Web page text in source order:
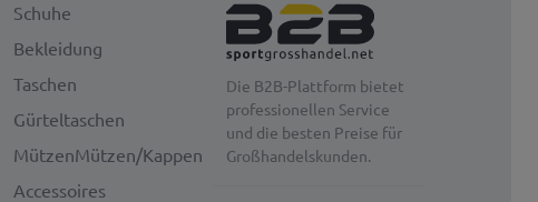
Schuhe
Bekleidung
Taschen
Gürteltaschen
MützenMützen/Kappen
Accessoires
Die B2B-Plattform bietet
professionellen Service
und die besten Preise für
Großhandelskunden.